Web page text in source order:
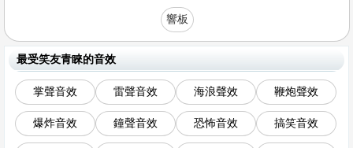
響板
最受笑友青睞的音效
掌聲音效 雷聲音效 海浪聲效 鞭炮聲效
爆炸音效 鐘聲音效 恐怖音效 搞笑音效